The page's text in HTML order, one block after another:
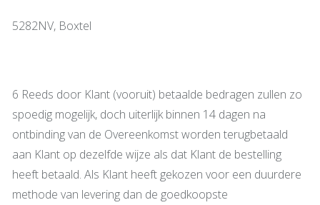
5282NV, Boxtel
6 Reeds door Klant (vooruit) betaalde bedragen zullen zo
spoedig mogelijk, doch uiterlijk binnen 14 dagen na
ontbinding van de Overeenkomst worden terugbetaald
aan Klant op dezelfde wijze als dat Klant de bestelling
heeft betaald. Als Klant heeft gekozen voor een duurdere
methode van levering dan de goedkoopste